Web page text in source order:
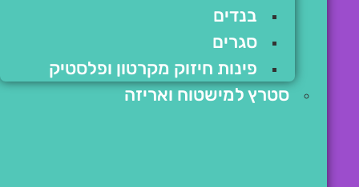
בנדים
סגרים
פינות חיזוק מקרטון ופלסטיק
סטרץ למישטוח ואריזה